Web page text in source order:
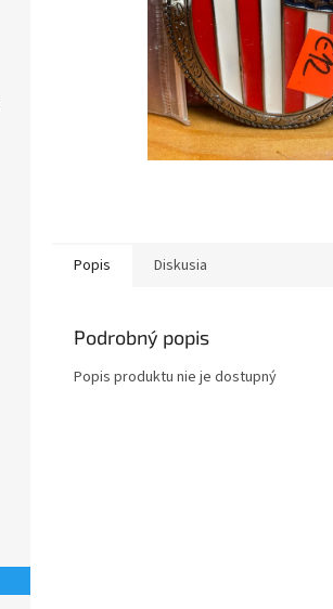
Popis Diskusia
Podrobný popis
Popis produktu nie je dostupný